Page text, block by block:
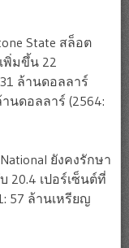
State สล็อต
พิ่มขึ้น 22
ล้านดอลลาร์
นดอลลาร์ (2564:
ยังคงรักษา
20.4 เปอร์เซ็นต์ที่
57 ล้านเหรียญ